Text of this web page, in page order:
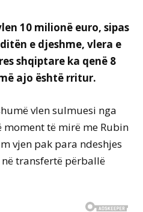
10 milionë euro, sipas
e djeshme, vlera e
shqiptare ka qenë 8
ajo është rritur.
vlen sulmuesi nga
të mirë me Rubin
vjen pak para ndeshjes
transfertë përballë